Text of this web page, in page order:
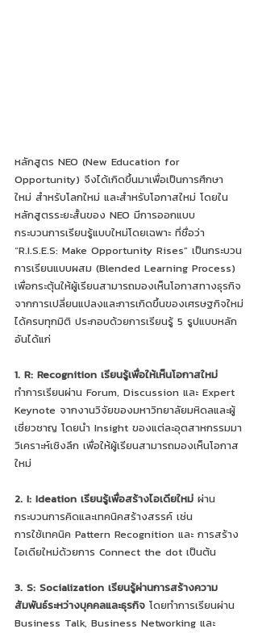
หลักสูตร NEO (New Education for
Opportunity) จึงได้เกิดขึ้นมาเพื่อเป็นการศึกษา
ใหม่ สำหรับโลกใหม่ และสำหรับโอกาสใหม่ โดยใน
หลักสูตรระยะสั้นของ NEO มีการออกแบบ
กระบวนการเรียนรู้แบบใหม่โดยเฉพาะ ที่ชื่อว่า
“R.I.S.E.S: Make Opportunity Rises” เป็นกระบวน
การเรียนแบบผสม (Blended Learning Process)
เพื่อกระตุ้นให้ผู้เรียนสามารถมองเห็นโอกาสทางธุรกิจ
จากการเปลี่ยนแปลงและการเกิดขึ้นของเศรษฐกิจใหม่
ได้ครบทุกมิติ ประกอบด้วยการเรียนรู้ 5 รูปแบบหลัก
อันได้แก่
1. R: Recognition เรียนรู้เพื่อให้เห็นโอกาสใหม่
ทำการเรียนผ่าน Forum, Discussion และ Expert
Keynote จากงานวิจัยของมหาวิทยาลัยมหิดลและผู้
เชี่ยวชาญ โดยนำ Insight ของแต่ละอุตสาหกรรมมา
วิเคราะห์เชิงลึก เพื่อให้ผู้เรียนสามารถมองเห็นโอกาส
ใหม่
2. I: Ideation เรียนรู้เพื่อสร้างไอเดียใหม่ ผ่าน
กระบวนการคิดและเทคนิคสร้างสรรค์ เช่น
การใช้เทคนิค Pattern Recognition และ การสร้าง
ไอเดียใหม่ด้วยการ Connect the dot เป็นต้น
3. S: Socialization เรียนรู้ผ่านการสร้างความ
สัมพันธ์ระหว่างบุคคลและธุรกิจ โดยทำการเรียนผ่าน
Business Talk, Business Networking และ